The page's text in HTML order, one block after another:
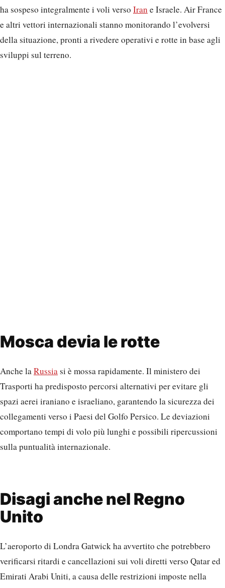
ha sospeso integralmente i voli verso Irane Israele. Air France
e altri vettori internazionali stanno monitorando l’evolversi
della situazione, pronti a rivedere operativi e rotte in base agli
sviluppi sul terreno.
Mosca devia le rotte
Anche laRussiasi è mossa rapidamente. Il ministero dei
Trasporti ha predisposto percorsi alternativi per evitare gli
spazi aerei iraniano e israeliano, garantendo la sicurezza dei
collegamenti verso i Paesi del Golfo Persico. Le deviazioni
comportano tempi di volo più lunghi e possibili ripercussioni
sulla puntualità internazionale.
Disagi anche nel Regno
Unito
L’aeroporto di Londra Gatwick ha avvertito che potrebbero
verificarsi ritardi e cancellazioni sui voli diretti verso Qatar ed
Emirati Arabi Uniti, a causa delle restrizioni imposte nella